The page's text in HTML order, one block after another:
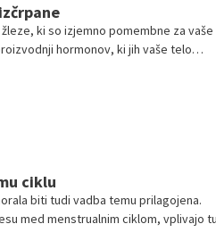
ki so izjemno pomembne za vaše
hormonov, ki jih vaše telo
ciklu
biti tudi vadba temu prilagojena.
med menstrualnim ciklom, vplivajo